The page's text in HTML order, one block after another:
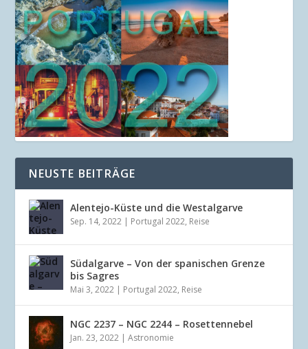
NEUSTE BEITRÄGE
Alentejo-Küste und die Westalgarve
Sep. 14, 2022 | Portugal 2022, Reise
Südalgarve – Von der spanischen Grenze
bis Sagres
Mai 3, 2022 | Portugal 2022, Reise
NGC 2237 – NGC 2244 – Rosettennebel
Jan. 23, 2022 |Astronomie